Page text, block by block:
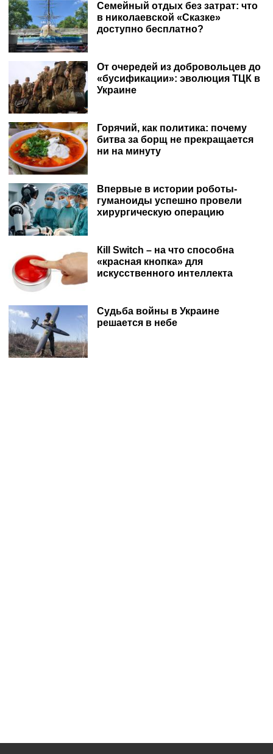
Семейный отдых без затрат: что
в николаевской «Сказке»
доступно бесплатно?
От очередей из добровольцев до
«бусификации»: эволюция ТЦК в
Украине
Горячий, как политика: почему
битва за борщ не прекращается
ни на минуту
Впервые в истории роботы-
гуманоиды успешно провели
хирургическую операцию
Кill Switch – на что способна
«красная кнопка» для
искусственного интеллекта
Судьба войны в Украине
решается в небе